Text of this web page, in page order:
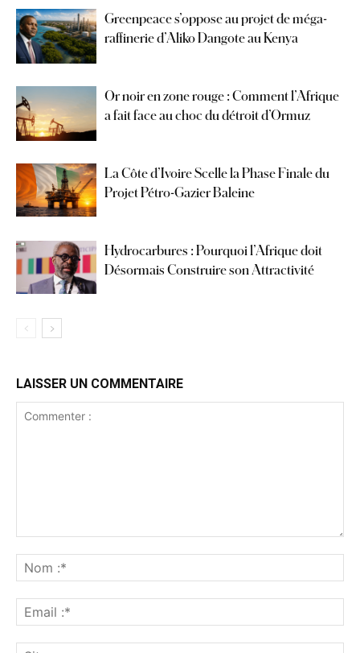
Greenpeace s’oppose au projet de méga-
raffinerie d’Aliko Dangote au Kenya
Or noir en zone rouge : Comment l’Afrique
a fait face au choc du détroit d’Ormuz
La Côte d’Ivoire Scelle la Phase Finale du
Projet Pétro-Gazier Baleine
Hydrocarbures : Pourquoi l’Afrique doit
Désormais Construire son Attractivité
LAISSER UN COMMENTAIRE